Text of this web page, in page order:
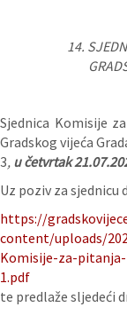
14.
Sjednica Komisije
Gradskog vijeća
3, u četvrtak
Uz poziv za sjednicu
https://
content/uploads/
Komisije-za-pitanja-
1.pdf
te predlaže sljedeći